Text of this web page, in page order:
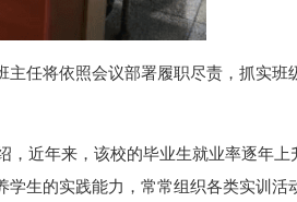
任将依照会议部署履职尽责，抓实班
近年来，该校的毕业生就业率逐年上
生的实践能力，常常组织各类实训活